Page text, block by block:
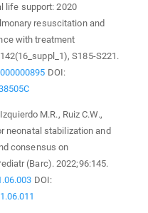
life support: 2020
resuscitation and
with treatment
S185-S221.
DOI:
M.R., Ruiz C.W.,
neonatal stabilization and
consensus on
(Barc). 2022;96:145.
DOI: